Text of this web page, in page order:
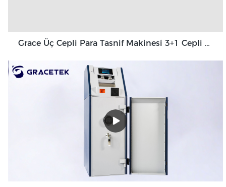
Grace Üç Cepli Para Tasnif Makinesi 3+1 Cepli Grace GT-31